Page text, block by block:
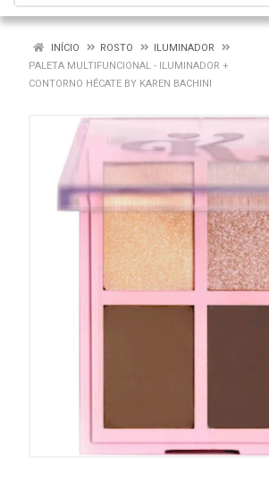
INÍCIO ROSTO
ILUMINADOR
PALETA MULTIFUNCIONAL - ILUMINADOR +
CONTORNO HÉCATE BY KAREN BACHINI